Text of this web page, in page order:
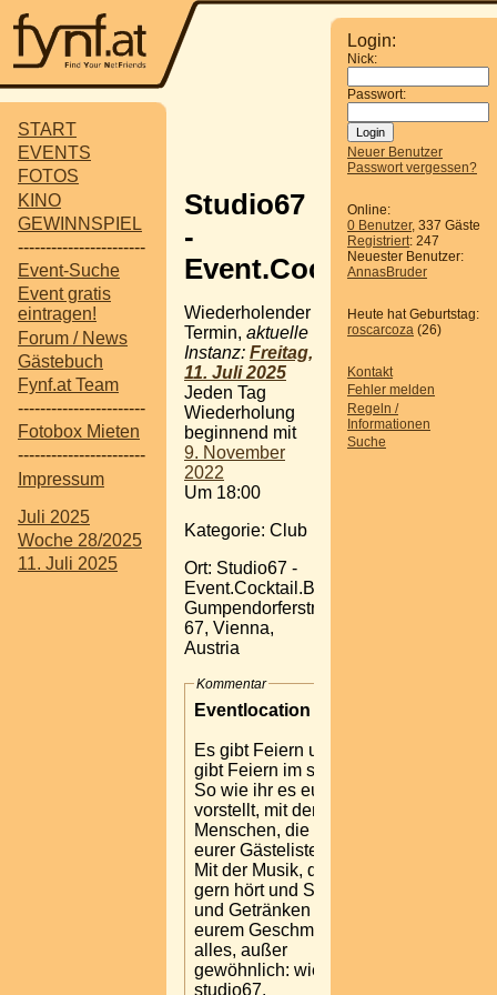
START
EVENTS
FOTOS
KINO
GEWINNSPIEL
-----------------------
Event-Suche
Event gratis
eintragen!
Forum / News
Gästebuch
Fynf.at Team
-----------------------
Fotobox Mieten
-----------------------
Impressum
Juli 2025
Woche 28/2025
11. Juli 2025
Login:
Nick:
Passwort:
Neuer Benutzer
Passwort vergessen?
Online:
0 Benutzer, 337 Gäste
Registriert: 247
Neuester Benutzer:
AnnasBruder
Heute hat Geburtstag:
roscarcoza (26)
Kontakt
Fehler melden
Regeln /
Informationen
Suche
Studio67
-
Event.Cocktail.Bar
Wiederholender
Termin, aktuelle
Instanz: Freitag,
11. Juli 2025
Jeden Tag
Wiederholung
beginnend mit
9. November
2022
Um 18:00
Kategorie: Club
Ort: Studio67 -
Event.Cocktail.Bar
Gumpendorferstrasse
67, Vienna,
Austria
Kommentar
Eventlocation in Wien
Es gibt Feiern und es
gibt Feiern im studio67.
So wie ihr es euch
vorstellt, mit den
Menschen, die ihr auf
eurer Gästeliste habt.
Mit der Musik, die ihr
gern hört und Speisen
und Getränken nach
eurem Geschmack. Also
alles, außer
gewöhnlich: wie das
studio67.